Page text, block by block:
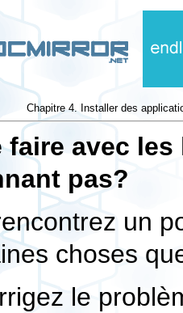
Chapitre 4. Installer des
faire avec
pas?
un
choses
le